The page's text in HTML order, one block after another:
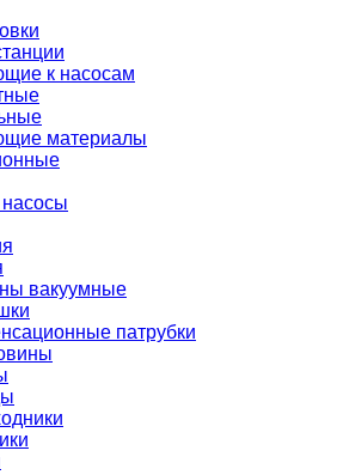
к насосам
материалы
вакуумные
патрубки